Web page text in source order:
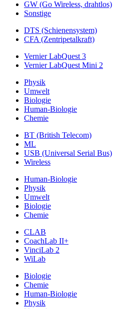
GW (Go Wireless, drahtlos)
Sonstige
DTS (Schienensystem)
CFA (Zentripetalkraft)
Vernier LabQuest 3
Vernier LabQuest Mini 2
Physik
Umwelt
Biologie
Human-Biologie
Chemie
BT (British Telecom)
ML
USB (Universal Serial Bus)
Wireless
Human-Biologie
Physik
Umwelt
Biologie
Chemie
CLAB
CoachLab II+
VinciLab 2
WiLab
Biologie
Chemie
Human-Biologie
Physik